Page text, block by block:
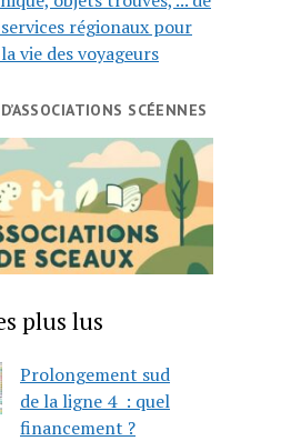
régionaux pour
vie des voyageurs
SCÉENNES
plus lus
Prolongement sud
de la ligne 4 : quel
financement ?